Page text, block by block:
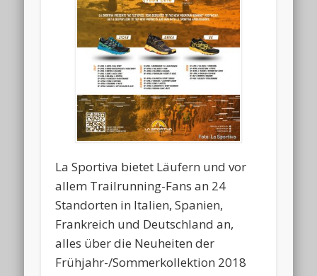
La Sportiva bietet Läufern und vor
allem Trailrunning-Fans an 24
Standorten in Italien, Spanien,
Frankreich und Deutschland an,
alles über die Neuheiten der
Frühjahr-/Sommerkollektion 2018